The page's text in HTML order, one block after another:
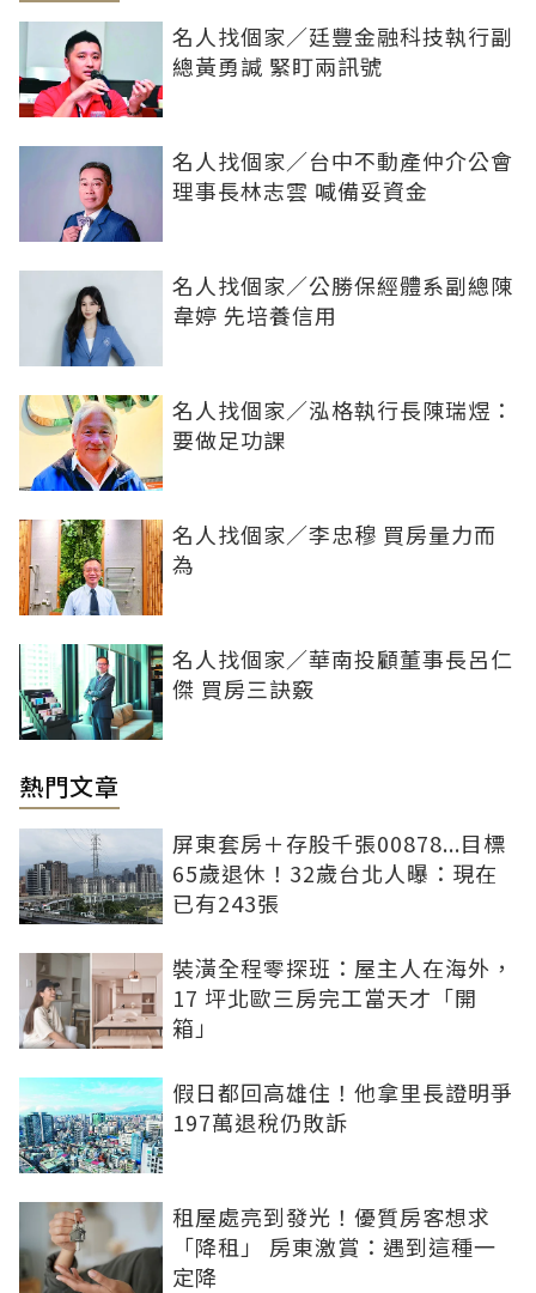
名人找個家／廷豐金融科技執行副
總黃勇諴 緊盯兩訊號
名人找個家／台中不動產仲介公會
理事長林志雲 喊備妥資金
名人找個家／公勝保經體系副總陳
韋婷 先培養信用
名人找個家／泓格執行長陳瑞煜：
要做足功課
名人找個家／李忠穆 買房量力而
為
名人找個家／華南投顧董事長呂仁
傑 買房三訣竅
熱門文章
屏東套房＋存股千張00878...目標
65歲退休！32歲台北人曝：現在
已有243張
裝潢全程零探班：屋主人在海外，
17 坪北歐三房完工當天才「開
箱」
假日都回高雄住！他拿里長證明爭
197萬退稅仍敗訴
租屋處亮到發光！優質房客想求
「降租」 房東激賞：遇到這種一
定降